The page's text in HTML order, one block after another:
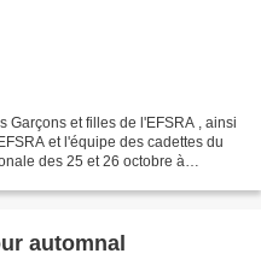
Garçons et filles de l'EFSRA , ainsi
et l'équipe des cadettes du
des 25 et 26 octobre à
automnal